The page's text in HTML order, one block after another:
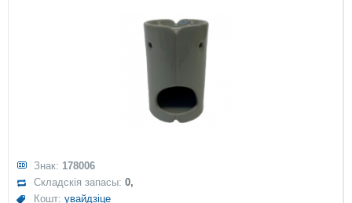
Знак: 178006
Складскія запасы:0,
Кошт:увайдзіце